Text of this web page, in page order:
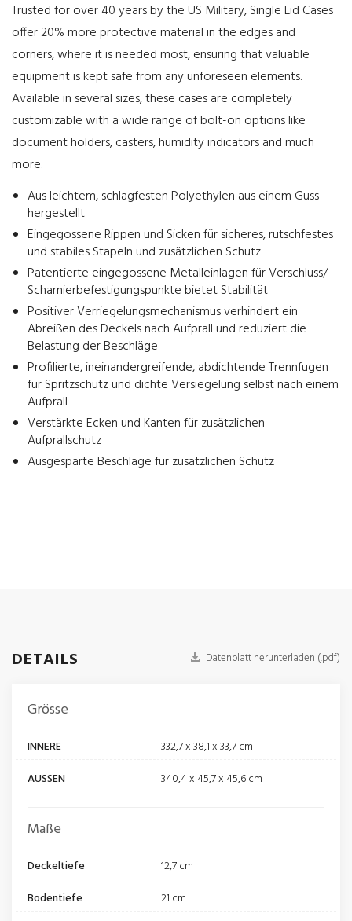
Trusted for over 40 years by the US Military, Single Lid Cases
offer 20% more protective material in the edges and
corners, where it is needed most, ensuring that valuable
equipment is kept safe from any unforeseen elements.
Available in several sizes, these cases are completely
customizable with a wide range of bolt-on options like
document holders, casters, humidity indicators and much
more.
Aus leichtem, schlagfesten Polyethylen aus einem Guss
hergestellt
Eingegossene Rippen und Sicken für sicheres, rutschfestes
und stabiles Stapeln und zusätzlichen Schutz
Patentierte eingegossene Metalleinlagen für Verschluss/-
Scharnierbefestigungspunkte bietet Stabilität
Positiver Verriegelungsmechanismus verhindert ein
Abreißen des Deckels nach Aufprall und reduziert die
Belastung der Beschläge
Profilierte, ineinandergreifende, abdichtende Trennfugen
für Spritzschutz und dichte Versiegelung selbst nach einem
Aufprall
Verstärkte Ecken und Kanten für zusätzlichen
Aufprallschutz
Ausgesparte Beschläge für zusätzlichen Schutz
DETAILS Datenblatt herunterladen (.pdf)
Grösse
INNERE
332,7 x 38,1 x 33,7 cm
AUSSEN
340,4 x 45,7 x 45,6 cm
Maße
Deckeltiefe
12,7 cm
Bodentiefe
21 cm